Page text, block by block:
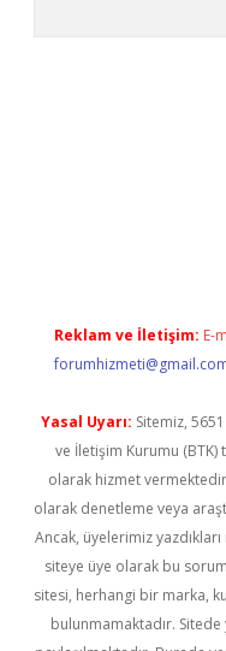
Reklam ve İletişim: E-
Yasal Uyarı: Sitemiz,
ve İletişim Kurumu (BTK)
olarak hizmet
olarak denetleme veya
Ancak, üyelerimiz
siteye üye olarak bu
sitesi, herhangi bir marka,
bulunmamaktadır. Sitede